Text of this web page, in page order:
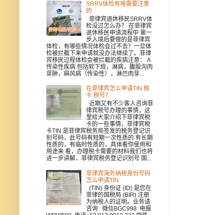
SRRV体检有啥需要注意
的
菲律宾退休移民SRRV体
检没过怎么办？ 在菲律宾
退休移民申请流程中 第一
步入境后要做的是菲律宾
体检，有哪些情况体检会过不去？一旦体
检被拦截下来申请就没办法继续了。菲律
宾移民过程体检会被拦截的疾病注意： A
传染性疾病 包括软下疳，淋病，腹股沟肉
芽肿，麻风病（传染性），淋巴肉芽...
在菲律宾怎么申请TIN 税
卡 税号？
近期又有不少客人咨询菲
律宾税号办理的事情，这
里给大家介绍下菲律宾税
卡的一些事情，菲律宾税
卡TIN 是菲律宾税务局签发的税务登记识
别号码，此号码有短期一次性质的 有长期
性质的，有临时性质的，具体看你使用和
用途来 看，办理税卡需要的材料我们也将
进一步讲解，菲律宾税务登记识别号 国...
菲律宾海外纳税身份号码
怎么申请TIN
(TIN) 身份证 (ID) 是您在
菲律的国税局 (BIR) 注册
为纳税人的证明。业务请
咨询 微信BGC998 电报